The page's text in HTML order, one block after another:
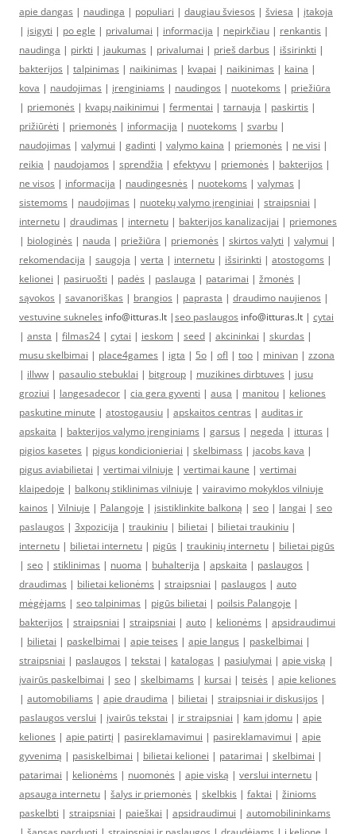
apie dangas | naudinga | populiari | daugiau šviesos | šviesa | įtakoja
| įsigyti | po egle | privalumai | informacija | nepirkčiau | renkantis |
naudinga | pirkti | jaukumas | privalumai | prieš darbus | išsirinkti |
bakterijos | talpinimas | naikinimas | kvapai | naikinimas | kaina |
kova | naudojimas | įrenginiams | naudingos | nuotekoms | priežiūra
| priemonės | kvapų naikinimui | fermentai | tarnauja | paskirtis |
prižiūrėti | priemonės | informacija | nuotekoms | svarbu |
naudojimas | valymui | gadinti | valymo kaina | priemonės | ne visi |
reikia | naudojamos | sprendžia | efektyvu | priemonės | bakterijos |
ne visos | informacija | naudingesnės | nuotekoms | valymas |
sistemoms | naudojimas | nuotekų valymo įrenginiai | straipsniai |
internetu | draudimas | internetu | bakterijos kanalizacijai | priemones
| biologinės | nauda | priežiūra | priemonės | skirtos valyti | valymui |
rekomendacija | saugoja | verta | internetu | išsirinkti | atostogoms |
kelionei | pasiruošti | padės | paslauga | patarimai | žmonės |
sąvokos | savanoriškas | brangios | paprasta | draudimo naujienos |
vestuvine sukneles info@itturas.lt |seo paslaugos info@itturas.lt | cytai
| ansta | filmas24 | cytai | ieskom | seed | akcininkai | skurdas |
musu skelbimai | place4games | igta | 5o | ofl | too | minivan | zzona
| illww | pasaulio stebuklai | bitgroup | muzikines dirbtuves | jusu
groziui | langesadecor | cia gera gyventi | ausa | manitou | keliones
paskutine minute | atostogausiu | apskaitos centras | auditas ir
apskaita | bakterijos valymo įrenginiams | garsus | negeda | itturas |
pigios kasetes | pigus kondicionieriai | skelbimass | jacobs kava |
pigus aviabilietai | vertimai vilniuje | vertimai kaune | vertimai
klaipedoje | balkonų stiklinimas vilniuje | vairavimo mokyklos vilniuje
kainos | Vilniuje | Palangoje | įsistiklinkite balkoną | seo | langai | seo
paslaugos | 3xpozicija | traukiniu | bilietai | bilietai traukiniu |
internetu | bilietai internetu | pigūs | traukinių internetu | bilietai pigūs
| seo | stiklinimas | nuoma | buhalterija | apskaita | paslaugos |
draudimas | bilietai kelionėms | straipsniai | paslaugos | auto
mėgėjams | seo talpinimas | pigūs bilietai | poilsis Palangoje |
bakterijos | straipsniai | straipsniai | auto | kelionėms | apsidraudimui
| bilietai | paskelbimai | apie teises | apie langus | paskelbimai |
straipsniai | paslaugos | tekstai | katalogas | pasiulymai | apie viską |
įvairūs paskelbimai | seo | skelbimams | kursai | teisės | apie keliones
| automobiliams | apie draudima | bilietai | straipsniai ir diskusijos |
paslaugos verslui | įvairūs tekstai | ir straipsniai | kam įdomu | apie
keliones | apie patirtį | pasireklamavimui | pasireklamavimui | apie
gyvenimą | pasiskelbimai | bilietai kelionei | patarimai | skelbimai |
patarimai | kelionėms | nuomonės | apie viską | verslui internetu |
apsauga internetu | šalys ir priemonės | skelbkis | faktai | žinioms
paskelbti | straipsniai | paieškai | apsidraudimui | automobilininkams